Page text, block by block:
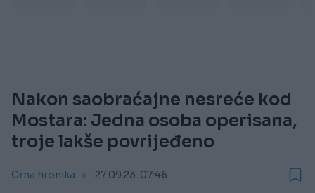
Nakon saobraćajne nesreće kod
Mostara: Jedna osoba operisana,
troje lakše povrijeđeno
Crna hronika 27.09.23. 07:46